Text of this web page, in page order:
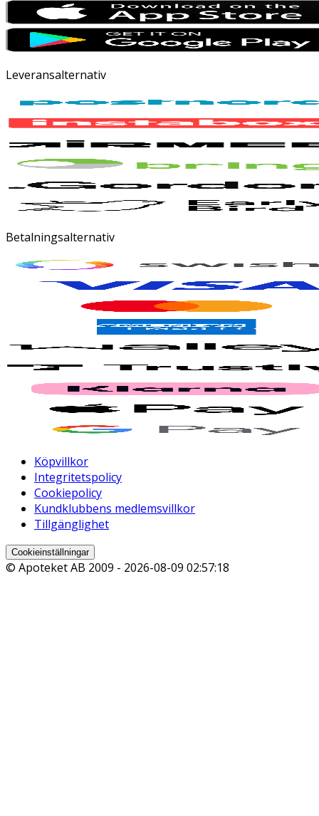
Leveransalternativ
Betalningsalternativ
Köpvillkor
Integritetspolicy
Cookiepolicy
Kundklubbens medlemsvillkor
Tillgänglighet
Cookieinställningar
© Apoteket AB 2009 - 2026-08-09 02:57:18